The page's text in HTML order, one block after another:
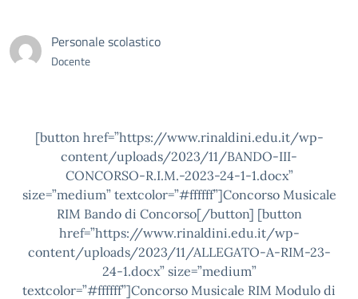
Personale scolastico
Docente
[button href=”https://www.rinaldini.edu.it/wp-
content/uploads/2023/11/BANDO-III-
CONCORSO-R.I.M.-2023-24-1-1.docx”
size=”medium” textcolor=”#ffffff”]Concorso Musicale
RIM Bando di Concorso[/button] [button
href=”https://www.rinaldini.edu.it/wp-
content/uploads/2023/11/ALLEGATO-A-RIM-23-
24-1.docx” size=”medium”
textcolor=”#ffffff”]Concorso Musicale RIM Modulo di